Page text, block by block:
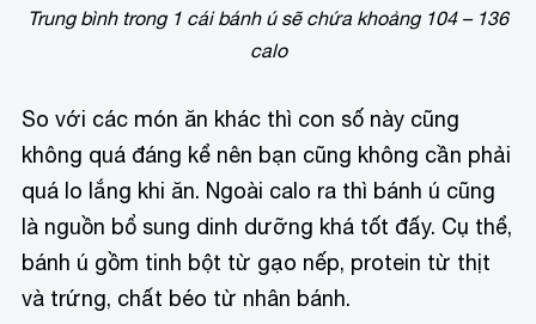
Trung bình trong 1 cái bánh ú sẽ chứa khoảng 104 – 136
calo
So với các món ăn khác thì con số này cũng
không quá đáng kể nên bạn cũng không cần phải
quá lo lắng khi ăn. Ngoài calo ra thì bánh ú cũng
là nguồn bổ sung dinh dưỡng khá tốt đấy. Cụ thể,
bánh ú gồm tinh bột từ gạo nếp, protein từ thịt
và trứng, chất béo từ nhân bánh.